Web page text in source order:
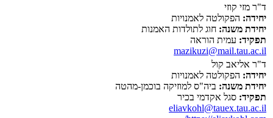
ד"ר מזי קוזי
יחידה: הפקולטה לאמנויות
יחידת משנה: חוג לתולדות האמנות
תפקיד: עמית הוראה
mazikuzi@mail.tau.ac.il
ד"ר אליאב קול
יחידה: הפקולטה לאמנויות
יחידת משנה: ביה"ס למוזיקה בוכמן-מהטה
תפקיד: סגל אקדמי בכיר
eliavkohl@tauex.tau.ac.il